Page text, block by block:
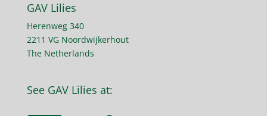
GAV Lilies
Herenweg 340
2211 VG Noordwijkerhout
The Netherlands
See GAV Lilies at: